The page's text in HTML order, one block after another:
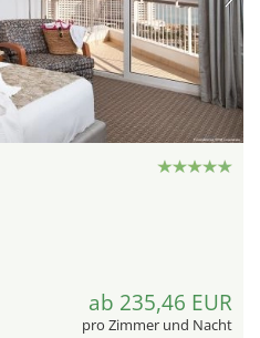
ab 235,46 EUR
pro Zimmer und Nacht